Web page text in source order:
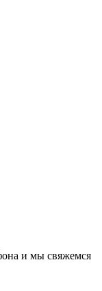
и мы свяжемся